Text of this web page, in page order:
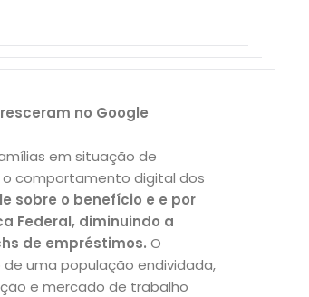
no Google
em situação de
comportamento digital dos
sobre o benefício e e por
Federal, diminuindo a
de empréstimos. O
uma população endividada,
e mercado de trabalho